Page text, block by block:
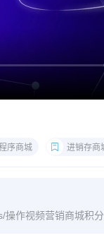
序商城 进销存商
作视频营销商城积